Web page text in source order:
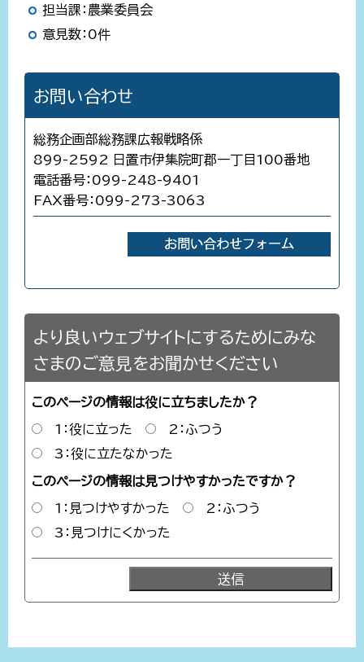
担当課：農業委員会
意見数：0件
お問い合わせ
総務企画部総務課広報戦略係
899-2592 日置市伊集院町郡一丁目100番地
電話番号：099-248-9401
FAX番号：099-273-3063
より良いウェブサイトにするためにみな
さまのご意見をお聞かせください
このページの情報は役に立ちましたか？
1：役に立った
2：ふつう
3：役に立たなかった
このページの情報は見つけやすかったですか？
1：見つけやすかった
2：ふつう
3：見つけにくかった